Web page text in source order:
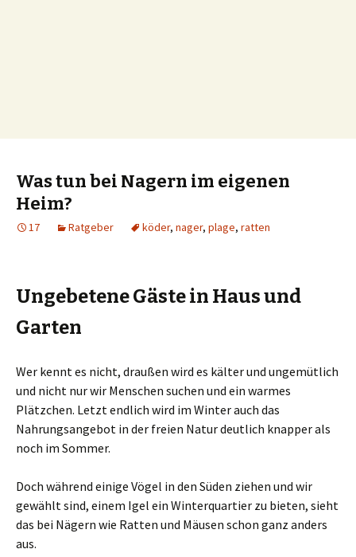
Was tun bei Nagern im eigenen
Heim?
17 Ratgeber köder, nager, plage, ratten
Ungebetene Gäste in Haus und
Garten
Wer kennt es nicht, draußen wird es kälter und ungemütlich
und nicht nur wir Menschen suchen und ein warmes
Plätzchen. Letzt endlich wird im Winter auch das
Nahrungsangebot in der freien Natur deutlich knapper als
noch im Sommer.
Doch während einige Vögel in den Süden ziehen und wir
gewählt sind, einem Igel ein Winterquartier zu bieten, sieht
das bei Nägern wie Ratten und Mäusen schon ganz anders
aus.